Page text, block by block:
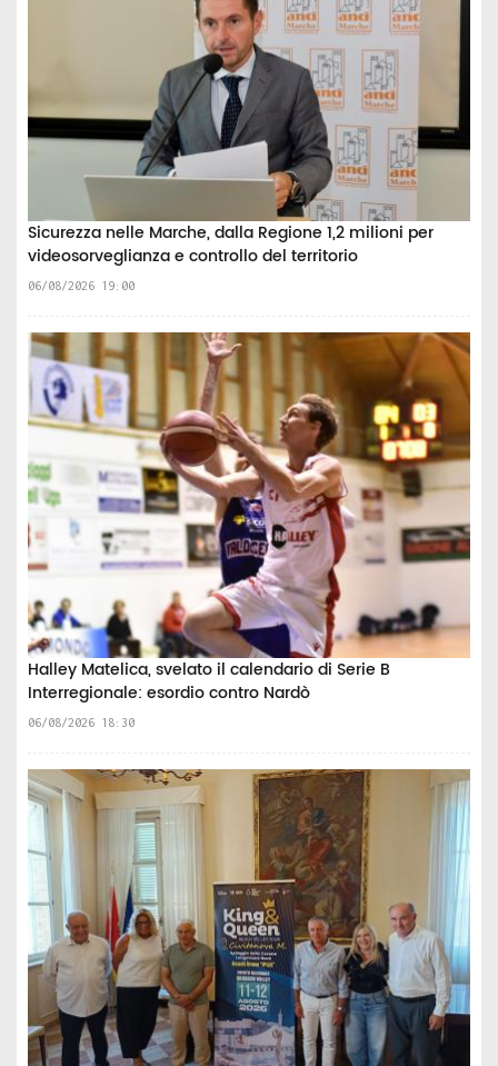
Sicurezza nelle Marche, dalla Regione 1,2 milioni per
videosorveglianza e controllo del territorio
06/08/2026 19:00
Halley Matelica, svelato il calendario di Serie B
Interregionale: esordio contro Nardò
06/08/2026 18:30